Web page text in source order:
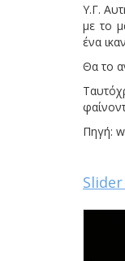
Υ.Γ.
με το
ένα
Θα το
Πηγή: